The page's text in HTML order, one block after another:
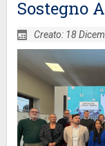
Sostegno
Creato: 18